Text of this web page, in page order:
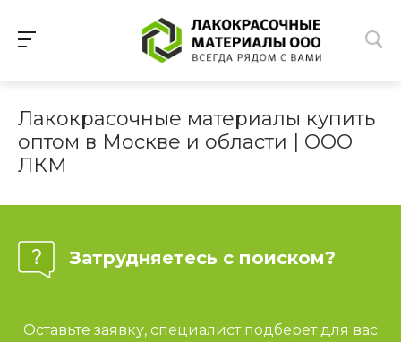
Лакокрасочные материалы купить
оптом в Москве и области | ООО
ЛКМ
Затрудняетесь с поиском?
Оставьте заявку, специалист подберет для вас